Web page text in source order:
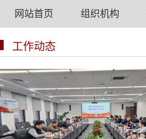
网站首页 组织机构
工作动态